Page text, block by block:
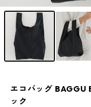
エコバッグ BAGGU
ック